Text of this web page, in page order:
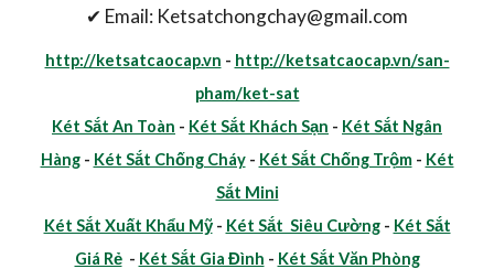
✔ Email: Ketsatchongchay@gmail.com
http://ketsatcaocap.vn - http://ketsatcaocap.vn/san-
pham/ket-sat
Két Sắt An Toàn - Két Sắt Khách Sạn - Két Sắt Ngân
Hàng- Két Sắt Chống Cháy- Két Sắt Chống Trộm- Két
Sắt Mini
Két Sắt Xuất Khẩu Mỹ- Két Sắt Siêu Cường- Két Sắt
Giá Rẻ- Két Sắt Gia Đình - Két Sắt Văn Phòng